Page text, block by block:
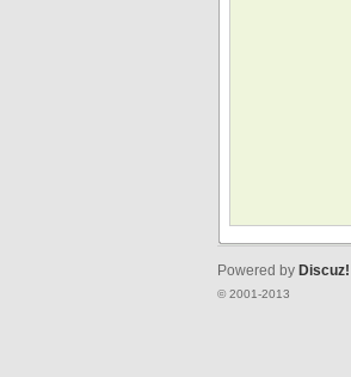
Powered by Discuz!
© 2001-2013